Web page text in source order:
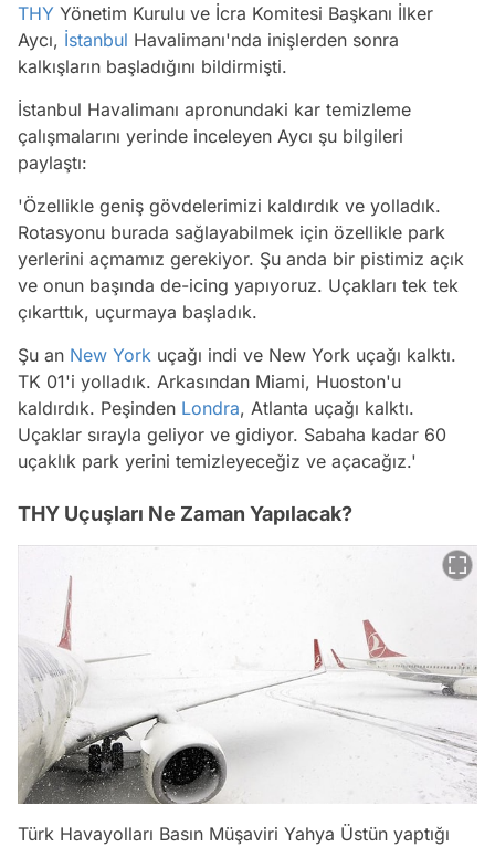
THY Yönetim Kurulu ve İcra Komitesi Başkanı İlker
Aycı, İstanbul Havalimanı'nda inişlerden sonra
kalkışların başladığını bildirmişti.
İstanbul Havalimanı apronundaki kar temizleme
çalışmalarını yerinde inceleyen Aycı şu bilgileri
paylaştı:
'Özellikle geniş gövdelerimizi kaldırdık ve yolladık.
Rotasyonu burada sağlayabilmek için özellikle park
yerlerini açmamız gerekiyor. Şu anda bir pistimiz açık
ve onun başında de-icing yapıyoruz. Uçakları tek tek
çıkarttık, uçurmaya başladık.
Şu an New York uçağı indi ve New York uçağı kalktı.
TK 01'i yolladık. Arkasından Miami, Huoston'u
kaldırdık. Peşinden Londra, Atlanta uçağı kalktı.
Uçaklar sırayla geliyor ve gidiyor. Sabaha kadar 60
uçaklık park yerini temizleyeceğiz ve açacağız.'
THY Uçuşları Ne Zaman Yapılacak?
Türk Havayolları Basın Müşaviri Yahya Üstün yaptığı